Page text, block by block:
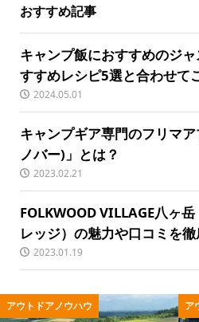
おすすめ記事
キャンプ飯におすすめのジ
すすめレシピ5選と合わせて
2024.05.01
キャンプギア専門のフリマ
ノバー)」とは？
2023.02.21
FOLKWOOD VILLAGE八ヶ
レッジ）の魅力や口コミを徹
2023.01.19
アウトドア用品